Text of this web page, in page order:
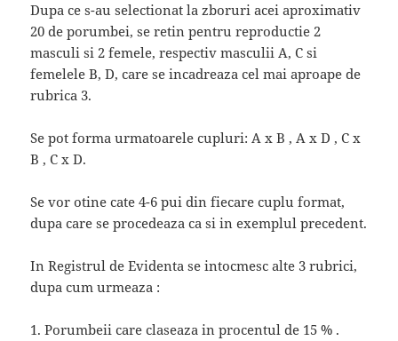
Dupa ce s-au selectionat la zboruri acei aproximativ
20 de porumbei, se retin pentru reproductie 2
masculi si 2 femele, respectiv masculii A, C si
femelele B, D, care se incadreaza cel mai aproape de
rubrica 3.
Se pot forma urmatoarele cupluri: A x B , A x D , C x
B , C x D.
Se vor otine cate 4-6 pui din fiecare cuplu format,
dupa care se procedeaza ca si in exemplul precedent.
In Registrul de Evidenta se intocmesc alte 3 rubrici,
dupa cum urmeaza :
1. Porumbeii care claseaza in procentul de 15 % .